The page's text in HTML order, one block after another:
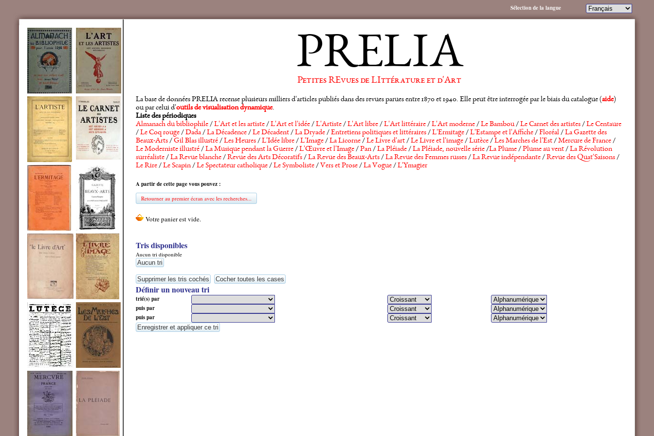
PRELIA
Petites REvues de LIttérature et d'Art
La base de données PRELIA recense plusieurs milliers d'articles publiés dans des revues parues entre 1870 et 1940. Elle peut être interrogée par le biais du catalogue (aide)
ou par celui d'outils de visualisation dynamique.
Liste des périodiques
Almanach du bibliophile/L'Art et les artiste/L'Art et l'idée/L'Artiste/L'Art libre/L'Art littéraire/L'Art moderne/Le Bambou/Le Carnet des artistes/Le Centaure
/Le Coq rouge/Dada/La Décadence/Le Décadent/La Dryade/Entretiens politiques et littéraires/L'Ermitage/L'Estampe et l'Affiche/Floréal/La Gazette des
Beaux-Arts/Gil Blas illustré/Les Heures/L'Idée libre/L'Image/La Licorne/Le Livre d'art/Le Livre et l'image/Lutèce/Les Marches de l'Est/Mercure de France/
Le Moderniste illustré/La Musique pendant la Guerre/L'Œuvre et l'Image/Pan/La Pléiade/La Pléiade, nouvelle série/La Plume/Plume au vent/La Révolution
surréaliste/La Revue blanche/Revue des Arts Décoratifs/La Revue des Beaux-Arts/La Revue des Femmes russes/La Revue indépendante/Revue des Quat'Saisons/
Le Rire/Le Scapin/Le Spectateur catholique/Le Symboliste/ Vers et Prose/La Vogue/L'Ymagier
A partir de cette page vous pouvez :
Retourner au premier écran avec les recherches...
Tris disponibles
Aucun tri disponible
Définir un nouveau tri
trié(s) par
puis par
puis par
Sélection de la langue